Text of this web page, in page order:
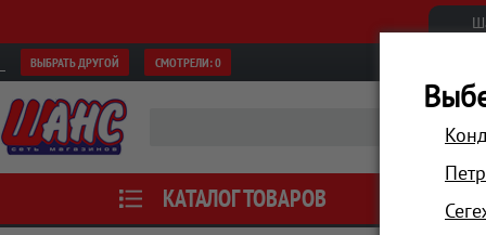
ВЫБРАТЬ ДРУГОЙ СМОТРЕЛИ:0
КАТАЛОГ ТОВАРОВ АКЦИИ